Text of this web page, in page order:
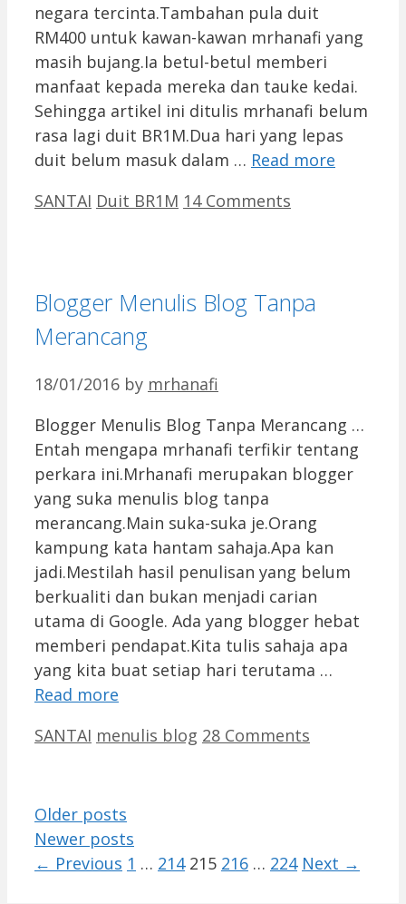
negara tercinta.Tambahan pula duit
RM400 untuk kawan-kawan mrhanafi yang
masih bujang.Ia betul-betul memberi
manfaat kepada mereka dan tauke kedai.
Sehingga artikel ini ditulis mrhanafi belum
rasa lagi duit BR1M.Dua hari yang lepas
duit belum masuk dalam … Read more
Categories
SANTAI Tags
Duit BR1M 14 Comments
Blogger Menulis Blog Tanpa
Merancang
18/01/2016 by mrhanafi
Blogger Menulis Blog Tanpa Merancang …
Entah mengapa mrhanafi terfikir tentang
perkara ini.Mrhanafi merupakan blogger
yang suka menulis blog tanpa
merancang.Main suka-suka je.Orang
kampung kata hantam sahaja.Apa kan
jadi.Mestilah hasil penulisan yang belum
berkualiti dan bukan menjadi carian
utama di Google. Ada yang blogger hebat
memberi pendapat.Kita tulis sahaja apa
yang kita buat setiap hari terutama …
Read more
Categories
SANTAI Tags
menulis blog 28 Comments
Older posts
Newer posts
← Previous Page
1 … Page
214 Page
215 Page
216 … Page
224 Next →